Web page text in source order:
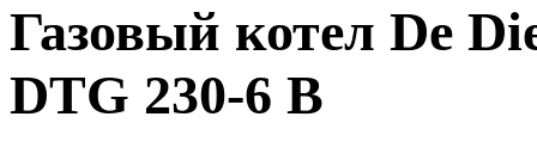
Газовый котел De
DTG 230-6 B